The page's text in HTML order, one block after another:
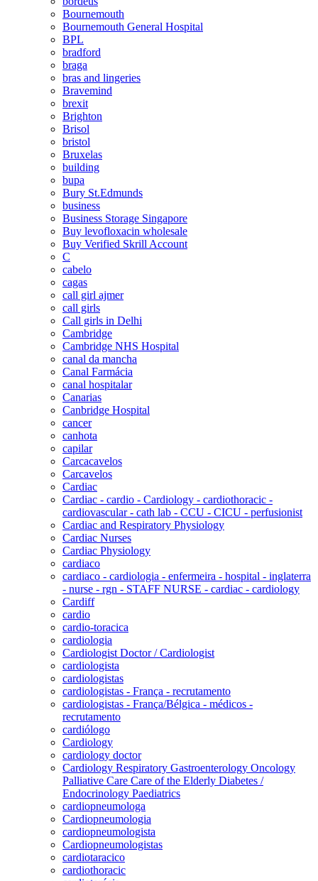
Bournemouth
Bournemouth General Hospital
BPL
bradford
braga
bras and lingeries
Bravemind
brexit
Brighton
Brisol
bristol
Bruxelas
building
bupa
Bury St.Edmunds
business
Business Storage Singapore
Buy levofloxacin wholesale
Buy Verified Skrill Account
C
cabelo
cagas
call girl ajmer
call girls
Call girls in Delhi
Cambridge
Cambridge NHS Hospital
canal da mancha
Canal Farmácia
canal hospitalar
Canarias
Canbridge Hospital
cancer
canhota
capilar
Carcacavelos
Carcavelos
Cardiac
Cardiac - cardio - Cardiology - cardiothoracic -
cardiovascular - cath lab - CCU - CICU - perfusionist
Cardiac and Respiratory Physiology
Cardiac Nurses
Cardiac Physiology
cardiaco
cardiaco - cardiologia - enfermeira - hospital - inglaterra
- nurse - rgn - STAFF NURSE - cardiac - cardiology
Cardiff
cardio
cardio-toracica
cardiologia
Cardiologist Doctor / Cardiologist
cardiologista
cardiologistas
cardiologistas - França - recrutamento
cardiologistas - França/Bélgica - médicos -
recrutamento
cardiólogo
Cardiology
cardiology doctor
Cardiology Respiratory Gastroenterology Oncology
Palliative Care Care of the Elderly Diabetes /
Endocrinology Paediatrics
cardiopneumologa
Cardiopneumologia
cardiopneumologista
Cardiopneumologistas
cardiotaracico
cardiothoracic